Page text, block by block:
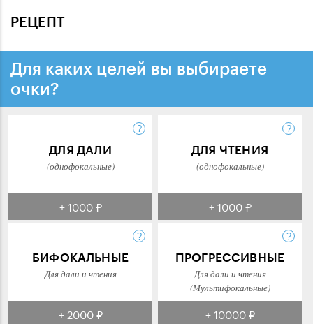
РЕЦЕПТ
Для каких целей вы выбираете
очки?
ДЛЯ ДАЛИ
(однофокальные)
+ 1000 ₽
ДЛЯ ЧТЕНИЯ
(однофокальные)
+ 1000 ₽
БИФОКАЛЬНЫЕ
Для дали и чтения
+ 2000 ₽
ПРОГРЕССИВНЫЕ
Для дали и чтения
(Мультифокальные)
+ 10000 ₽